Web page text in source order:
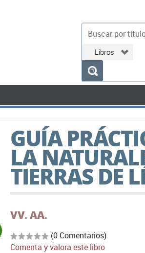
GUÍA
LA
TIERRAS DE
VV. AA.
(0 Comentarios)
Comenta y valora este libro